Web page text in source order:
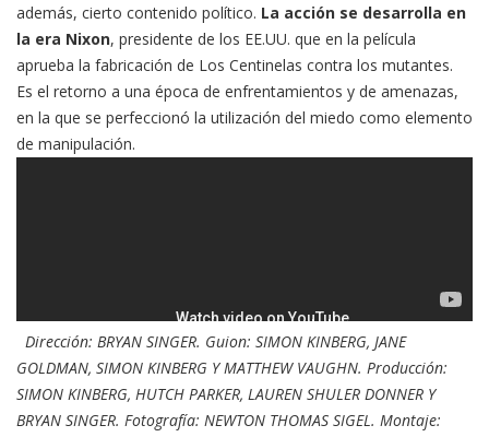
además, cierto contenido político. La acción se desarrolla en
la era Nixon, presidente de los EE.UU. que en la película
aprueba la fabricación de Los Centinelas contra los mutantes.
Es el retorno a una época de enfrentamientos y de amenazas,
en la que se perfeccionó la utilización del miedo como elemento
de manipulación.
Dirección: BRYAN SINGER. Guion: SIMON KINBERG, JANE
GOLDMAN, SIMON KINBERG Y MATTHEW VAUGHN. Producción:
SIMON KINBERG, HUTCH PARKER, LAUREN SHULER DONNER Y
BRYAN SINGER. Fotografía: NEWTON THOMAS SIGEL. Montaje: